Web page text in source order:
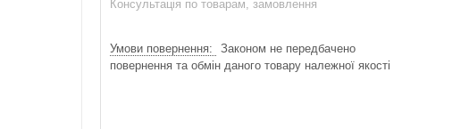
Консультація по товарам, замовлення
Законом не передбачено
повернення та обмін даного товару належної якості